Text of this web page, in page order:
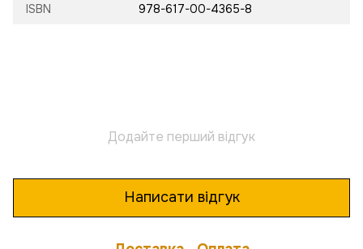
ISBN 978-617-00-4365-8
Додайте перший відгук
Написати відгук